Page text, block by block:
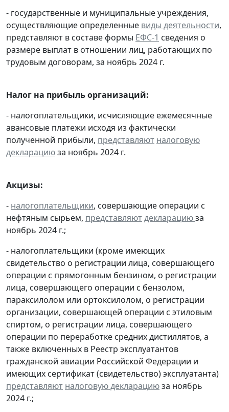
- государственные и муниципальные учреждения,
осуществляющие определенные виды деятельности,
представляют в составе формы ЕФС-1 сведения о
размере выплат в отношении лиц, работающих по
трудовым договорам, за ноябрь 2024 г.
Налог на прибыль организаций:
- налогоплательщики, исчисляющие ежемесячные
авансовые платежи исходя из фактически
полученной прибыли, представляют налоговую
декларациюза ноябрь 2024 г.
Акцизы:
- налогоплательщики, совершающие операции с
нефтяным сырьем, представляютдекларациюза
ноябрь 2024 г.;
- налогоплательщики (кроме имеющих
свидетельство о регистрации лица, совершающего
операции с прямогонным бензином, о регистрации
лица, совершающего операции с бензолом,
параксилолом или ортоксилолом, о регистрации
организации, совершающей операции с этиловым
спиртом, о регистрации лица, совершающего
операции по переработке средних дистиллятов, а
также включенных в Реестр эксплуатантов
гражданской авиации Российской Федерации и
имеющих сертификат (свидетельство) эксплуатанта)
представляют налоговую декларациюза ноябрь
2024 г.;